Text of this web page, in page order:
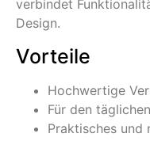
verbindet
Design.
Vorteile
Hochwertige
Für den
Praktisches und